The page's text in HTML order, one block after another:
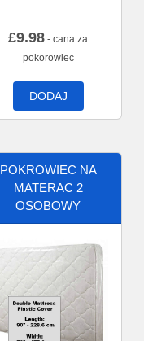
£9.98 - cana za
pokorowiec
DODAJ
POKROWIEC NA
MATERAC 2
OSOBOWY